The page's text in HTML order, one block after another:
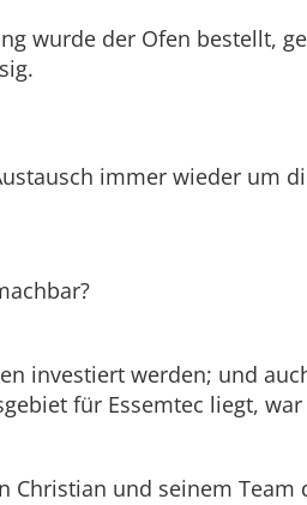
wurde der Ofen bestellt,
immer wieder um
investiert werden; und
für Essemtec liegt, war
Christian und seinem Team